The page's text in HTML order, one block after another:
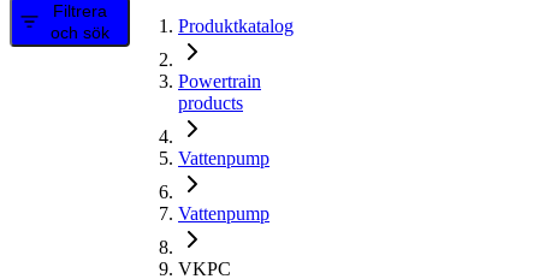
Filtrera
och sök
Produktkatalog
Powertrain
products
Vattenpump
Vattenpump
VKPC